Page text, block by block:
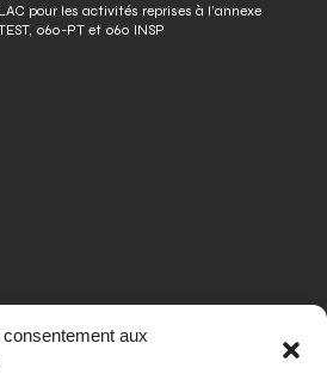
aux
pour les activités reprises à l’annexe
060-PT et 060 INSP